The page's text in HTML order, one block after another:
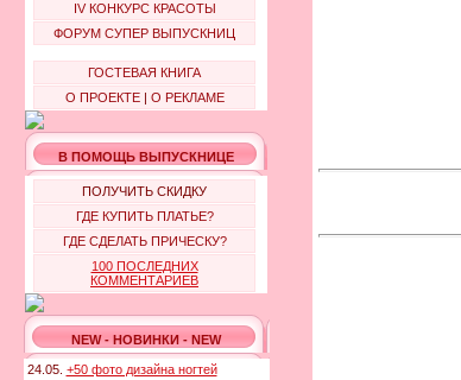
IV КОНКУРС КРАСОТЫ
ФОРУМ СУПЕР ВЫПУСКНИЦ
ГОСТЕВАЯ КНИГА
О ПРОЕКТЕ| О РЕКЛАМЕ
В ПОМОЩЬ ВЫПУСКНИЦЕ
ПОЛУЧИТЬ СКИДКУ
ГДЕ КУПИТЬ ПЛАТЬЕ?
ГДЕ СДЕЛАТЬ ПРИЧЕСКУ?
100 ПОСЛЕДНИХ
КОММЕНТАРИЕВ
NEW - НОВИНКИ - NEW
24.05. +50 фото дизайна ногтей